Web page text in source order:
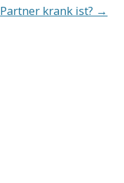
Partner krank ist? →